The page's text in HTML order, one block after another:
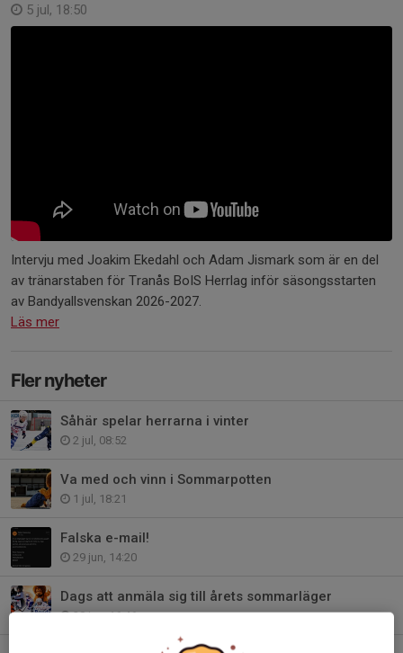
5 jul, 18:50
Intervju med Joakim Ekedahl och Adam Jismark som är en del
av tränarstaben för Tranås BoIS Herrlag inför säsongsstarten
av Bandyallsvenskan 2026-2027.
Läs mer
Fler nyheter
Såhär spelar herrarna i vinter
2 jul, 08:52
Va med och vinn i Sommarpotten
1 jul, 18:21
Falska e-mail!
29 jun, 14:20
Dags att anmäla sig till årets sommarläger
28 jun, 16:46